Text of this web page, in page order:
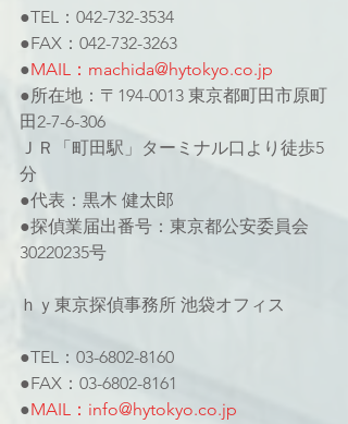
●TEL：042-732-3534
●FAX：042-732-3263
●MAIL：machida@hytokyo.co.jp
●所在地：〒194-0013 東京都町田市原町
田2-7-6-306
ＪＲ「町田駅」ターミナル口より徒歩5
分
●代表：黒木 健太郎
●探偵業届出番号：東京都公安委員会
30220235号
ｈｙ東京探偵事務所 池袋オフィス
●TEL：03-6802-8160
●FAX：03-6802-8161
●MAIL：info@hytokyo.co.jp